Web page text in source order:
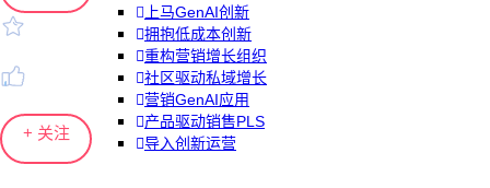
上马GenAI创新
拥抱低成本创新
重构营销增长组织
社区驱动私域增长
营销GenAI应用
产品驱动销售PLS
导入创新运营
+ 关注